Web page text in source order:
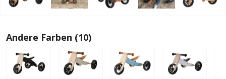
Andere Farben (10)